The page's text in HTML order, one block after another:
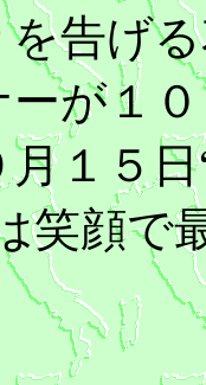
告げ
が１
１５
笑顔で